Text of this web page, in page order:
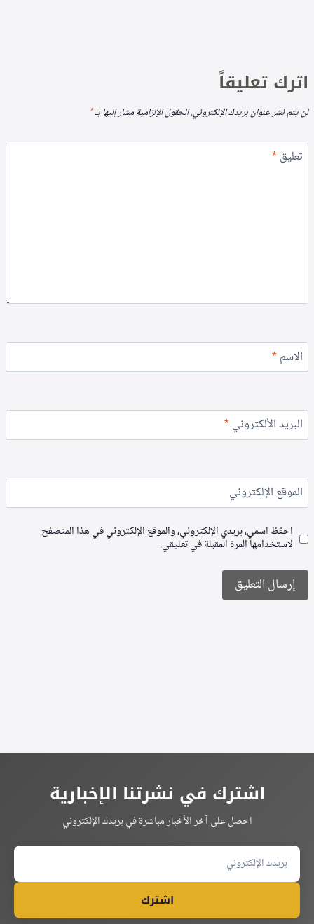
اترك تعليقاً
لن يتم نشر عنوان بريدك الإلكتروني.الحقول الإلزامية مشار إليها بـ*
تعليق*
الاسم*
البريد الألكتروني*
الموقع الإلكتروني
احفظ اسمي، بريدي الإلكتروني، والموقع الإلكتروني في هذا المتصفح
لاستخدامها المرة المقبلة في تعليقي.
اشترك في نشرتنا الإخبارية
احصل على آخر الأخبار مباشرة في بريدك الإلكتروني
اشترك